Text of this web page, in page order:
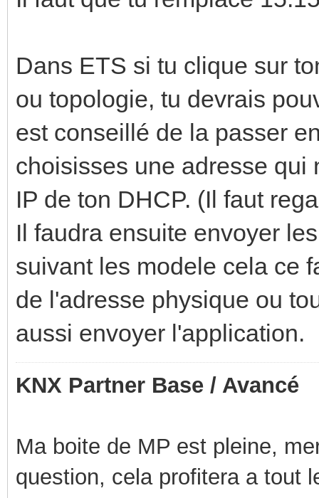
Dans ETS si tu clique sur
ou topologie, tu devrais
est conseillé de la passer
choisisses une adresse qui
IP de ton DHCP. (Il faut
Il faudra ensuite envoyer
suivant les modele cela ce
de l'adresse physique ou
aussi envoyer l'application.
KNX Partner Base / Avancé
Ma boite de MP est pleine,
question, cela profitera a tout